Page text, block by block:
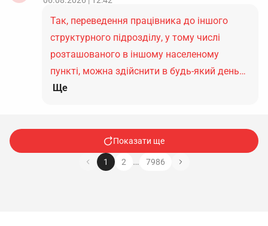
Так, переведення працівника до іншого
структурного підрозділу, у тому числі
розташованого в іншому населеному
пункті, можна здійснити в будь-який день…
Ще
Показати ще
1 2 … 7986